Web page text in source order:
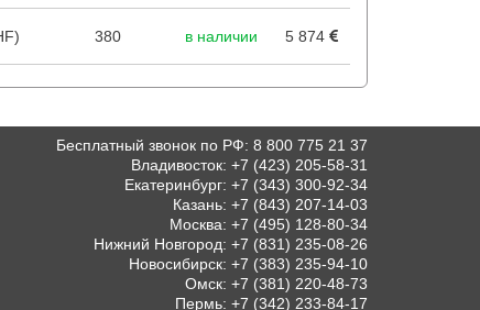
380 в наличии 5 874
Бесплатный звонок по РФ: 8 800 775 21 37
Владивосток: +7 (423) 205-58-31
Екатеринбург: +7 (343) 300-92-34
Казань: +7 (843) 207-14-03
Москва: +7 (495) 128-80-34
Нижний Новгород: +7 (831) 235-08-26
Новосибирск: +7 (383) 235-94-10
Омск: +7 (381) 220-48-73
Пермь: +7 (342) 233-84-17